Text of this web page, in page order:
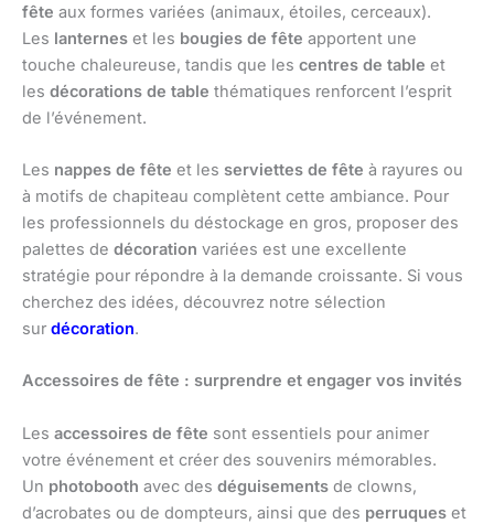
fête aux formes variées (animaux, étoiles, cerceaux).
Les lanternes et les bougies de fête apportent une
touche chaleureuse, tandis que les centres de table et
les décorations de table thématiques renforcent l’esprit
de l’événement.
Les nappes de fête et les serviettes de fête à rayures ou
à motifs de chapiteau complètent cette ambiance. Pour
les professionnels du déstockage en gros, proposer des
palettes de décoration variées est une excellente
stratégie pour répondre à la demande croissante. Si vous
cherchez des idées, découvrez notre sélection
sur décoration.
Accessoires de fête : surprendre et engager vos invités
Les accessoires de fête sont essentiels pour animer
votre événement et créer des souvenirs mémorables.
Un photobooth avec des déguisements de clowns,
d’acrobates ou de dompteurs, ainsi que des perruques et